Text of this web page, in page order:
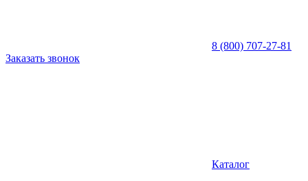
8 (800) 707-27-81
Заказать звонок
Каталог